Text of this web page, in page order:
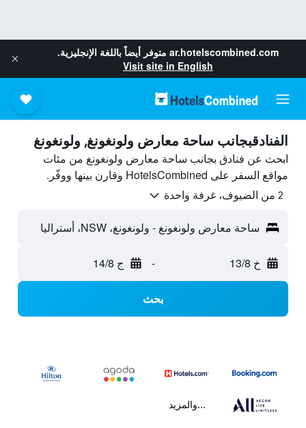
ar.hotelscombined.com متوفر أيضاً باللغة الإنجليزية.
Visit site in English
الفنادقبجانب ساحة معارض ولونغونغ, ولونغونغ
ابحث عن فنادق بجانب ساحة معارض ولونغونغ من مئات
مواقع السفر على HotelsCombined وقارن بينها ووفّر.
2 من الضيوف، غرفة واحدة
ساحة معارض ولونغونغ - ولونغونغ، NSW، أستراليا
خ 13/8 - ج 14/8
بحث
...والمزيد